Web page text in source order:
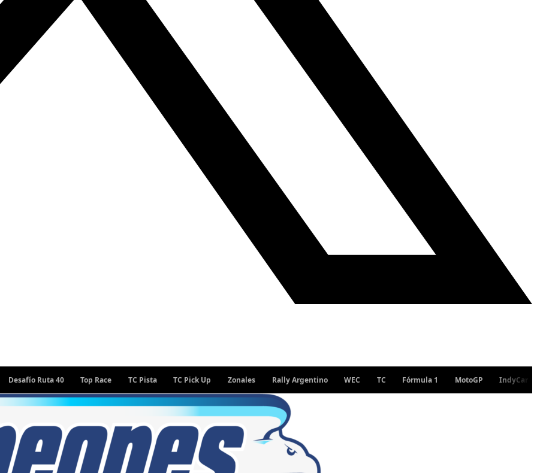
Ruta 40 Top Race TC Pista TC Pick Up Zonales Rally Argentino WEC TC Fórmula 1 MotoGP IndyCar WRC